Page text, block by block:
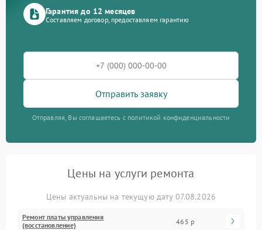
Гарантия до 12 месяцев
Составляем договор, предоставляем гарантию
Отправить заявку
Отправляя, Вы соглашаетесь с политикой конфиденциальности
Цены на услуги ремонта
Цены актуальны на текущую дату 07.08.2026
Ремонт платы управления
(восстановление)
465 р